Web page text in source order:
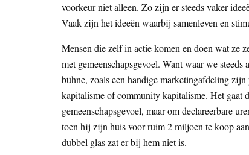
voorkeur niet alleen. Zo zijn er steeds vaker
Vaak zijn het ideeën waarbij samenleven en
Mensen die zelf in actie komen en doen wat ze
met gemeenschapsgevoel. Want waar we
bühne, zoals een handige marketingafdeling
kapitalisme of community kapitalisme. Het gaat
gemeenschapsgevoel, maar om declareerbare
toen hij zijn huis voor ruim 2 miljoen te koop
dubbel glas zat er bij hem niet is.